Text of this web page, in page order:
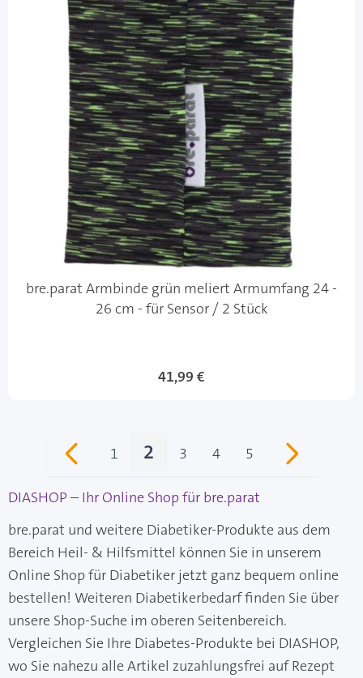
bre.parat Armbinde grün meliert Armumfang 24 -
26 cm - für Sensor / 2 Stück
41,99 €
Seite
1 Sie lesen gerade Seite
2 Seite
3 Seite
4 Seite
5
DIASHOP – Ihr Online Shop für bre.parat
bre.parat und weitere Diabetiker-Produkte aus dem
Bereich Heil- & Hilfsmittel können Sie in unserem
Online Shop für Diabetiker jetzt ganz bequem online
bestellen! Weiteren Diabetikerbedarf finden Sie über
unsere Shop-Suche im oberen Seitenbereich.
Vergleichen Sie Ihre Diabetes-Produkte bei DIASHOP,
wo Sie nahezu alle Artikel zuzahlungsfrei auf Rezept